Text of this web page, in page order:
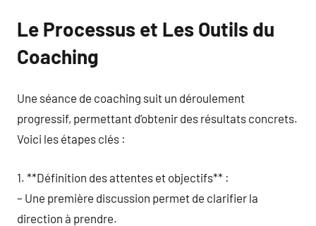
Le Processus et Les Outils du
Coaching
Une séance de coaching suit un déroulement
progressif, permettant d’obtenir des résultats concrets.
Voici les étapes clés :
1. **Définition des attentes et objectifs** :
– Une première discussion permet de clarifier la
direction à prendre.